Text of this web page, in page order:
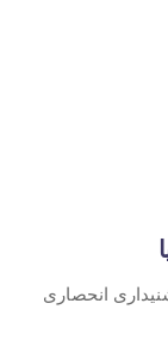
انحصاری